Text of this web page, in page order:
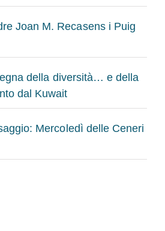
Joan M. Recasens i Puig
della diversità… e della
dal Kuwait
Mercoledì delle Ceneri